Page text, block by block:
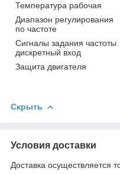
Температура рабочая
Диапазон регулирования
по частоте
Сигналы задания частоты
дискретный вход
Защита двигателя
Скрыть
Условия доставки
Доставка осуществляется